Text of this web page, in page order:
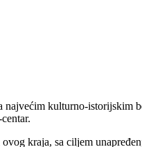
kulturno-istorijskim
kraja, sa ciljem